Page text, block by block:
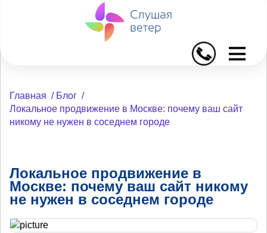
I
Главная / Блог /
Локальное продвижение в Москве: почему ваш сайт
никому не нужен в соседнем городе
Локальное продвижение в
Москве: почему ваш сайт никому
не нужен в соседнем городе